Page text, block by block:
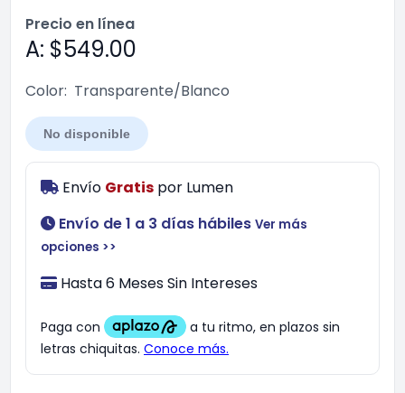
Precio en línea
A: $549.00
Color: Transparente/Blanco
No disponible
Envío Gratis por Lumen
Envío de 1 a 3 días hábiles Ver más
opciones >>
Hasta 6 Meses Sin Intereses